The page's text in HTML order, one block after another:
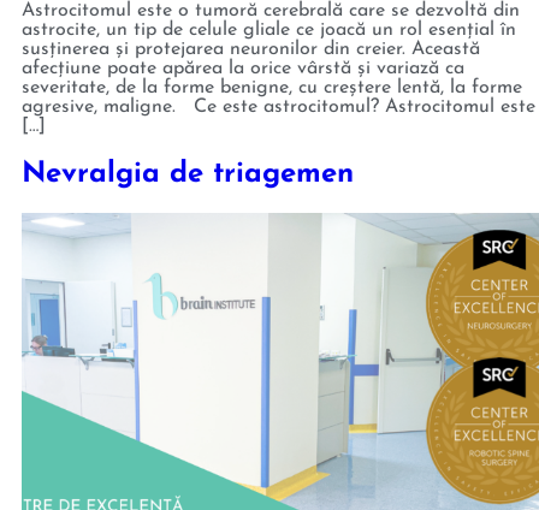
Astrocitomul este o tumoră cerebrală care se dezvoltă din
astrocite, un tip de celule gliale ce joacă un rol esențial în
susținerea și protejarea neuronilor din creier. Această
afecțiune poate apărea la orice vârstă și variază ca
severitate, de la forme benigne, cu creștere lentă, la forme
agresive, maligne. Ce este astrocitomul? Astrocitomul este
[…]
Nevralgia de triagemen